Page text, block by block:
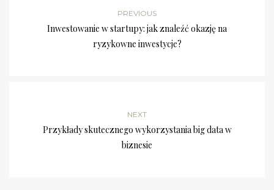
PREVIOUS
Inwestowanie w startupy: jak znaleźć okazję na
ryzykowne inwestycje?
NEXT
Przykłady skutecznego wykorzystania big data w
biznesie